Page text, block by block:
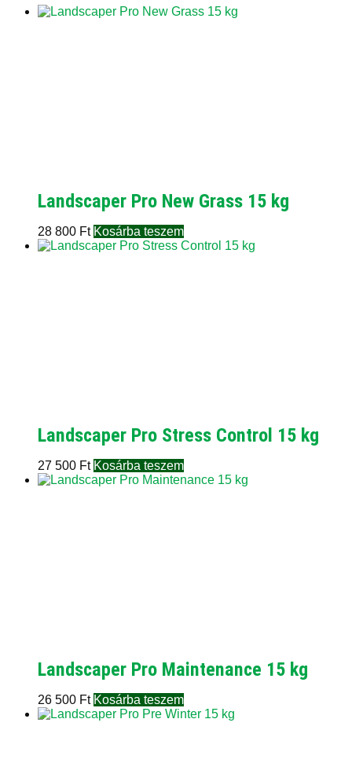
Landscaper Pro New Grass 15 kg
28 800 Ft Kosárba teszem
Landscaper Pro Stress Control 15 kg
27 500 Ft Kosárba teszem
Landscaper Pro Maintenance 15 kg
26 500 Ft Kosárba teszem